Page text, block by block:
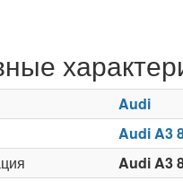
Audi
Audi A3
Audi A3